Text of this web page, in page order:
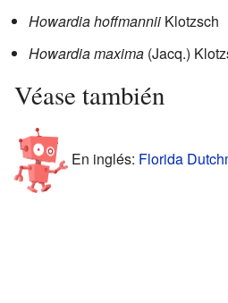
Howardia hoffmannii Klotzsch
Howardia maxima (Jacq.)
Véase también
En inglés: Florida